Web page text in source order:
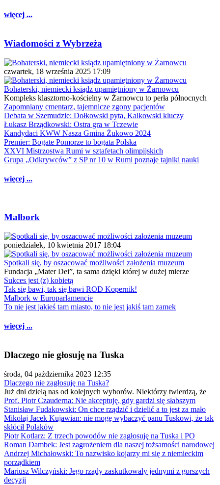
więcej ...
Wiadomości z Wybrzeża
czwartek, 18 września 2025 17:09
Bohaterski, niemiecki ksiądz upamiętniony w Żarnowcu
Kompleks klasztorno-kościelny w Żarnowcu to perła północnych
Zapomniany cmentarz, tajemnicze zgony pacjentów
Debata w Szemudzie: Dołkowski pyta, Kalkowski kluczy
Łukasz Brządkowski: Ostra gra w Tczewie
Kandydaci KWW Nasza Gmina Żukowo 2024
Premier: Bogate Pomorze to bogata Polska
XXVI Mistrzostwa Rumi w sztafetach olimpijskich
Grupa „Odkrywców” z SP nr 10 w Rumi poznaje tajniki nauki
więcej ...
Malbork
poniedziałek, 10 kwietnia 2017 18:04
Spotkali się, by oszacować możliwości założenia muzeum
Fundacja „Mater Dei”, ta sama dzięki której w dużej mierze
Sukces jest (z) kobietą
Tak się bawi, tak się bawi ROD Kopernik!
Malbork w Europarlamencie
To nie jest jakieś tam miasto, to nie jest jakiś tam zamek
więcej ...
Dlaczego nie głosuję na Tuska
środa, 04 października 2023 12:35
Dlaczego nie zagłosuję na Tuska?
Już dni dzielą nas od kolejnych wyborów. Niektórzy twierdzą, że
Prof. Piotr Czauderna: Nie akceptuję, gdy gardzi się słabszym
Stanisław Fudakowski: On chce rządzić i dzielić a to jest za mało
Mikołaj Jacek Kujawian: nie mogę wybaczyć panu Tuskowi, że tak
skłócił Polaków
Piotr Kotlarz: Z trzech powodów nie zagłosuję na Tuska i PO
Roman Dambek: Jest zagrożeniem dla naszej tożsamości narodowej
Andrzej Michałowski: To nazwisko kojarzy mi się z niemieckim
porządkiem
Mariusz Wilczyński: Jego rządy zaskutkowały jednymi z gorszych
decyzji